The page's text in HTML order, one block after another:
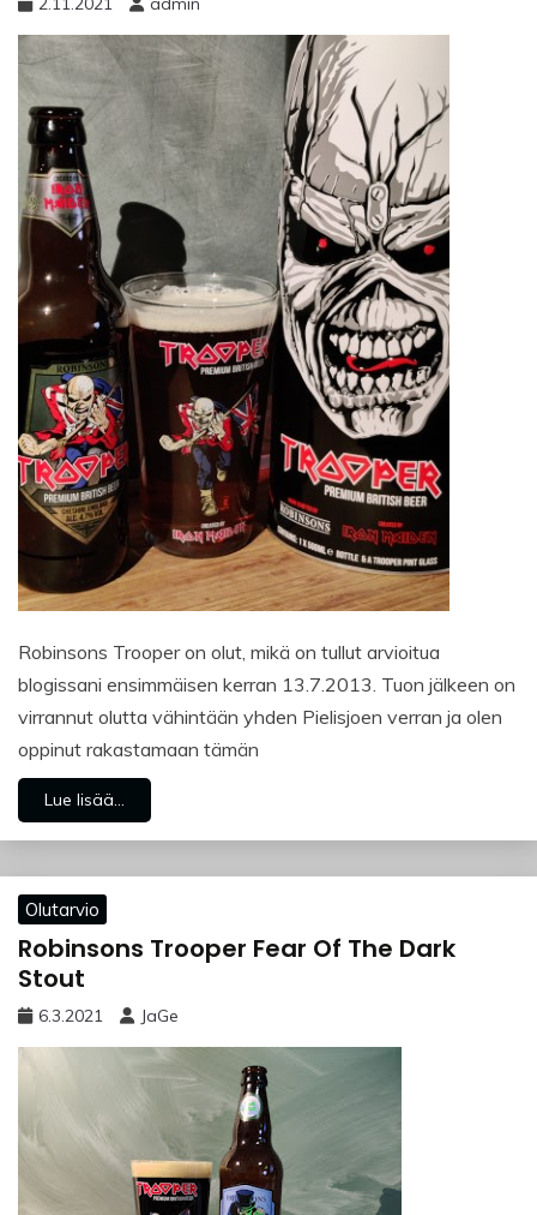
Robinsons Trooper on olut, mikä on tullut arvioitua
blogissani ensimmäisen kerran 13.7.2013. Tuon jälkeen on
virrannut olutta vähintään yhden Pielisjoen verran ja olen
oppinut rakastamaan tämän
Lue lisää...
Olutarvio
Robinsons Trooper Fear Of The Dark
Stout
6.3.2021 JaGe